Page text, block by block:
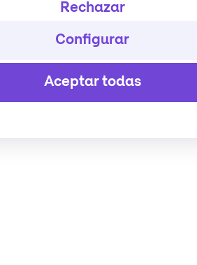
Rechazar
Configurar
Aceptar todas